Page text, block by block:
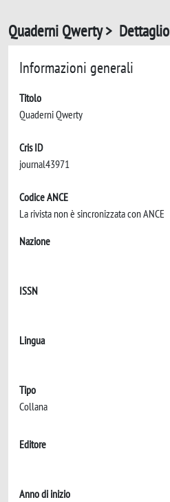
Quaderni Qwerty > Dettaglio
Informazioni generali
Titolo
Cris ID
Codice ANCE
La rivista non è sincronizzata con ANCE
Nazione
ISSN
Lingua
Tipo
Collana
Editore
Anno di inizio